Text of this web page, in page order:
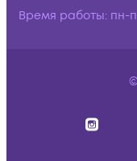
Время работы: пн-